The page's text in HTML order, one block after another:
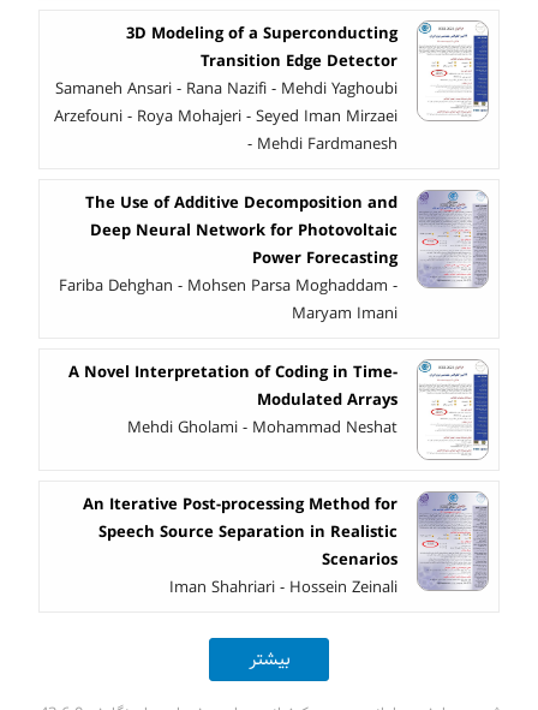
3D Modeling of a Superconducting
Transition Edge Detector
Samaneh Ansari - Rana Nazifi - Mehdi Yaghoubi
Arzefouni - Roya Mohajeri - Seyed Iman Mirzaei
- Mehdi Fardmanesh
The Use of Additive Decomposition and
Deep Neural Network for Photovoltaic
Power Forecasting
Fariba Dehghan - Mohsen Parsa Moghaddam -
Maryam Imani
A Novel Interpretation of Coding in Time-
Modulated Arrays
Mehdi Gholami - Mohammad Neshat
An Iterative Post-processing Method for
Speech Source Separation in Realistic
Scenarios
Iman Shahriari - Hossein Zeinali
بیشتر